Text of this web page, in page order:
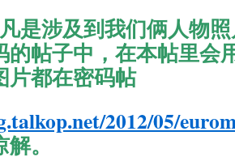
是涉及到我们俩人物
的帖子中，在本帖里
片都在密码帖
2012/05/
。